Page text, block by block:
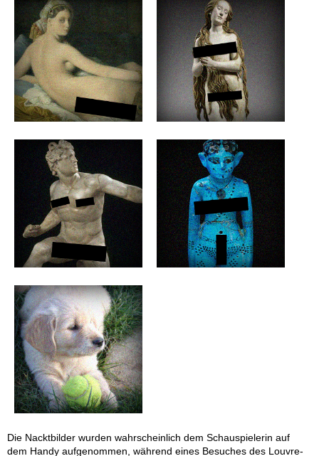
Die Nacktbilder wurden wahrscheinlich dem Schauspielerin auf
dem Handy aufgenommen, während eines Besuches des Louvre-